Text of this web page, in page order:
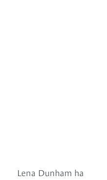
Lena Dunham ha